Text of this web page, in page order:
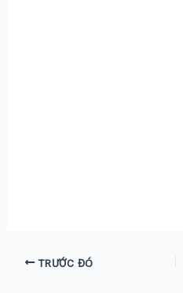
TRƯỚC ĐÓ